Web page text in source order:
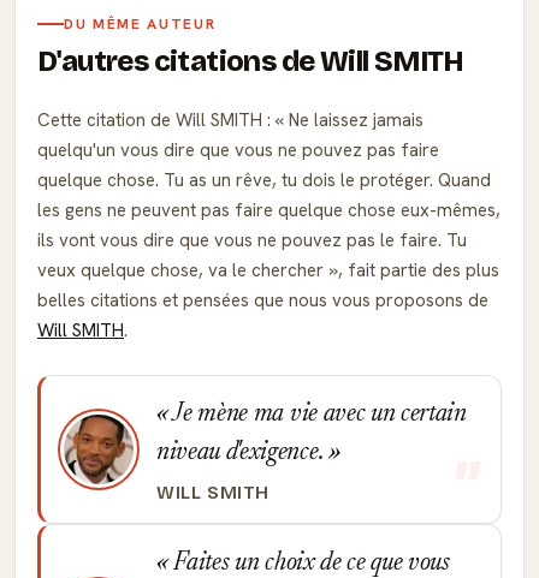
DU MÊME AUTEUR
D'autres citations de Will SMITH
Cette citation de Will SMITH :
Ne laissez jamais
quelqu'un vous dire que vous ne pouvez pas faire
quelque chose. Tu as un rêve, tu dois le protéger. Quand
les gens ne peuvent pas faire quelque chose eux-mêmes,
ils vont vous dire que vous ne pouvez pas le faire. Tu
veux quelque chose, va le chercher , fait partie des plus
belles citations et pensées que nous vous proposons de
Will SMITH.
Je mène ma vie avec un certain
niveau d'exi­gence.
WILL SMITH
Faites un choix de ce que vous